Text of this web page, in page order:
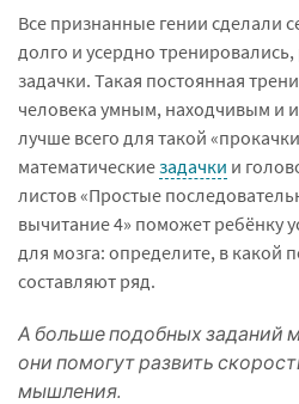
Все признанные гении сделали
долго и усердно
задачки. Такая постоянная
человека умным, находчивым и
лучше всего для такой
математическиезадачки и
листов «Простые
вычитание 4» поможет ребёнку
для мозга: определите, в какой
составляют ряд.
А больше подобных заданий
они помогут развить
мышления.